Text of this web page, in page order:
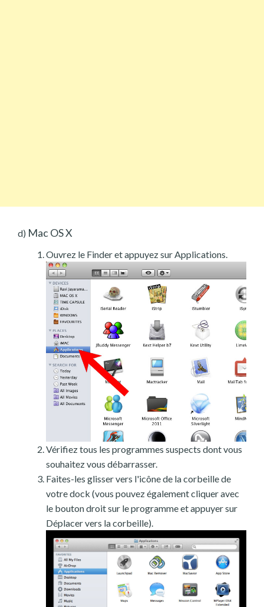
d) Mac OS X
Ouvrez le Finder et appuyez sur Applications.
Vérifiez tous les programmes suspects dont vous
souhaitez vous débarrasser.
Faites-les glisser vers l'icône de la corbeille de
votre dock (vous pouvez également cliquer avec
le bouton droit sur le programme et appuyer sur
Déplacer vers la corbeille).